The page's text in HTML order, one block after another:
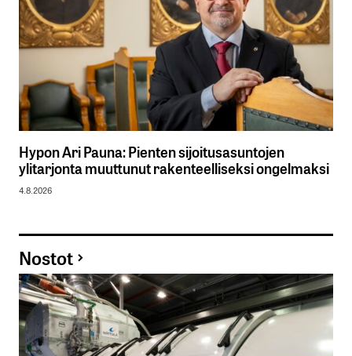
Hypon Ari Pauna: Pienten sijoitusasuntojen
ylitarjonta muuttunut rakenteelliseksi ongelmaksi
4.8.2026
Nostot